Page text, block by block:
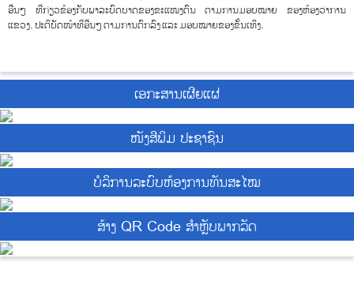
ອື່ນໆ ທີ່ກ່ຽວຂ້ອງກັບພາລະບົດບາດຂອງຂະແໜງຕົນ ຕາມການມອບໝາຍ ຂອງຫ້ອງວ່າການ
ແຂວງ. ປະຕິບັດໜ້າທີ່ອື່ນໆ ຕາມການຕົກລົງ ແລະ ມອບໝາຍຂອງຂັ້ນເທິງ.
ເອກະສານເຜີຍແຜ່
ໜັງສີພິມ ປະຊາຊົນ
ບໍ​ລິ​ການ​ລະບົບຫ້ອງການທັນສະໄໝ
ສ້າງ QR Code ສຳຫຼັບພາກລັດ